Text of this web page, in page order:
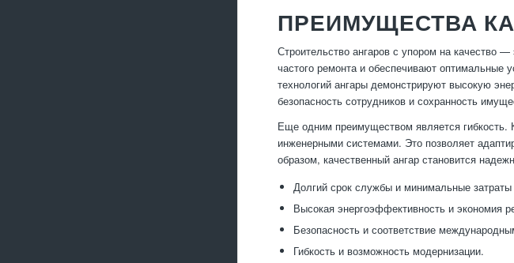
ПРЕИМУЩЕСТВА
Строительство ангаров с упором на качество
частого ремонта и обеспечивают оптимальные
технологий ангары демонстрируют высокую
безопасность сотрудников и сохранность
Еще одним преимуществом является
инженерными системами. Это позволяет
образом, качественный ангар становится
Долгий срок службы и минимальные
Высокая энергоэффективность и экономия
Безопасность и соответствие
Гибкость и возможность модернизации.